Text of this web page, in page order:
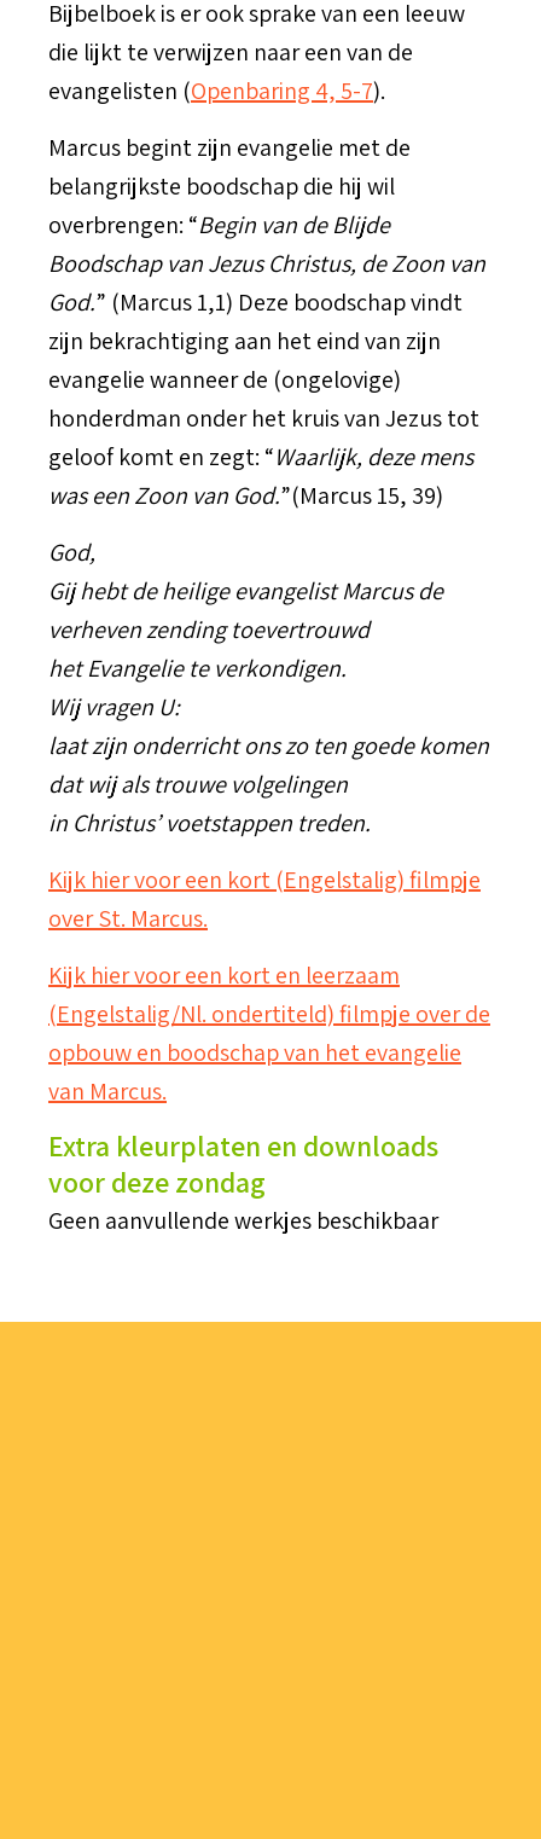
Bijbelboek is er ook sprake van een leeuw
die lijkt te verwijzen naar een van de
evangelisten (Openbaring 4, 5-7).
Marcus begint zijn evangelie met de
belangrijkste boodschap die hij wil
overbrengen: “Begin van de Blijde
Boodschap van Jezus Christus, de Zoon van
God.” (Marcus 1,1) Deze boodschap vindt
zijn bekrachtiging aan het eind van zijn
evangelie wanneer de (ongelovige)
honderdman onder het kruis van Jezus tot
geloof komt en zegt: “Waarlijk, deze mens
was een Zoon van God.”(Marcus 15, 39)
God,
Gij hebt de heilige evangelist Marcus de
verheven zending toevertrouwd
het Evangelie te verkondigen.
Wij vragen U:
laat zijn onderricht ons zo ten goede komen
dat wij als trouwe volgelingen
in Christus’ voetstappen treden.
Kijk hier voor een kort (Engelstalig) filmpje
over St. Marcus.
Kijk hier voor een kort en leerzaam
(Engelstalig/Nl. ondertiteld) filmpje over de
opbouw en boodschap van het evangelie
van Marcus.
Extra kleurplaten en downloads
voor deze zondag
Geen aanvullende werkjes beschikbaar